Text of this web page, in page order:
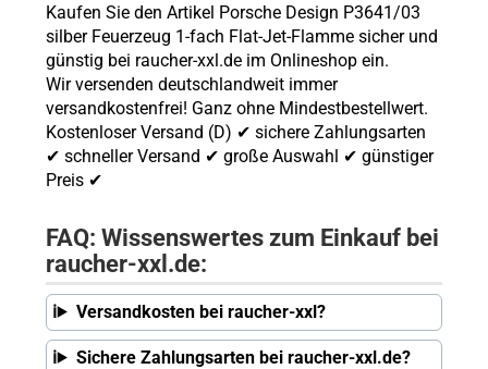
Kaufen Sie den Artikel Porsche Design P3641/03
silber Feuerzeug 1-fach Flat-Jet-Flamme sicher und
günstig bei raucher-xxl.de im Onlineshop ein.
Wir versenden deutschlandweit immer
versandkostenfrei! Ganz ohne Mindestbestellwert.
Kostenloser Versand (D) ✔ sichere Zahlungsarten
✔ schneller Versand ✔ große Auswahl ✔ günstiger
Preis ✔
FAQ: Wissenswertes zum Einkauf bei
raucher-xxl.de:
Versandkosten bei raucher-xxl?
Sichere Zahlungsarten bei raucher-xxl.de?